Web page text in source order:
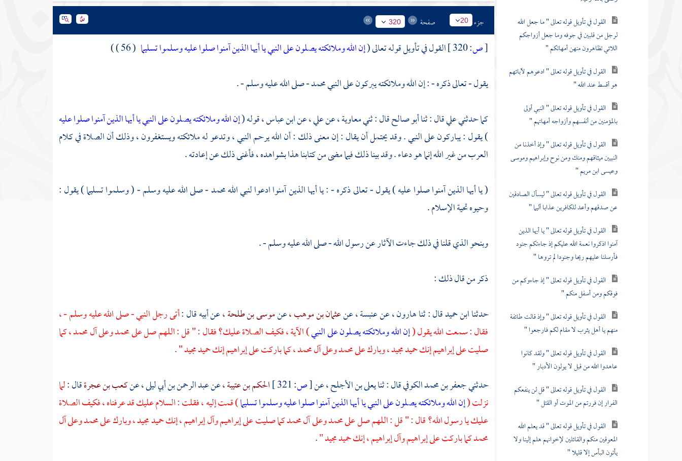
القول في تأويل قوله تعالى " ما جعل الله
لرجل من قلبين في جوفه وما جعل أزواجكم
اللائي تظاهرون منهن أمهاتكم "
القول في تأويل قوله تعالى " ادعوهم لآبائهم
هو أقسط عند الله "
القول في تأويل قوله تعالى " النبي أولى
بالمؤمنين من أنفسهم وأزواجه أمهاتهم "
القول في تأويل قوله تعالى " وإذ أخذنا من
النبيين ميثاقهم ومنك ومن نوح وإبراهيم وموسى
وعيسى ابن مريم "
القول في تأويل قوله تعالى " ليسأل الصادقين
عن صدقهم وأعد للكافرين عذابا أليما "
القول في تأويل قوله تعالى " يا أيها الذين
آمنوا اذكروا نعمة الله عليكم إذ جاءتكم جنود
فأرسلنا عليهم ريحا وجنودا لم تروها "
القول في تأويل قوله تعالى " إذ جاءوكم من
فوقكم ومن أسفل منكم "
القول في تأويل قوله تعالى " وإذ قالت طائفة
منهم يا أهل يثرب لا مقام لكم فارجعوا "
القول في تأويل قوله تعالى " ولقد كانوا
عاهدوا الله من قبل لا يولون الأدبار "
القول في تأويل قوله تعالى " قل لن ينفعكم
الفرار إن فررتم من الموت أو القتل "
القول في تأويل قوله تعالى " قد يعلم الله
المعوقين منكم والقائلين لإخوانهم هلم إلينا ولا
يأتون البأس إلا قليلا "
جزء 20 صفحة 320
[ص: القول في تأويل قوله تعالى (إن الله وملائكته يصلون على النبي يا أيها الذين آمنوا صلوا عليه وسلموا تسليما ( 56 ) )
يقول - تعالى ذكره - : إن الله وملائكته يبركون على النبيمحمد- صلى الله عليه وسلم - .
كما حدثنيعليقال : ثناأبو صالحقال : ثنيمعاوية ،عنعلي ،عنابن عباس ،قوله (إن الله وملائكته يصلون على النبي يا أيها الذين آمنوا صلوا عليه
) يقول : يباركون على النبي . وقد يحتمل أن يقال : إن معنى ذلك : أن الله يرحم النبي ، وتدعو له ملائكته ويستغفرون ، وذلك أن الصلاة في كلام
العرب من غير الله إنما هو دعاء . وقد بينا ذلك فيما مضى من كتابنا هذا بشواهده ، فأغنى ذلك عن إعادته .
( يا أيها الذين آمنوا صلوا عليه ) يقول - تعالى ذكره - : يا أيها الذين آمنوا ادعوا لنبي اللهمحمد- صلى الله عليه وسلم - ( وسلموا تسليما ) يقول :
وحيوه تحية الإسلام .
وبنحو الذي قلنا في ذلك جاءت الآثار عن رسول الله - صلى الله عليه وسلم - .
ذكر من قال ذلك :
حدثناابن حميدقال : ثناهارون ،عنعنبسة ،عنعثمان بن موهب ،عنموسى بن طلحة ،عن أبيه قال :أتى رجل النبي - صلى الله عليه وسلم - ،
فقال : سمعت الله يقول (إن الله وملائكته يصلون على النبي) الآية ، فكيف الصلاة عليك؟ فقال : " قل : اللهم صل علىمحمدوعلىآل محمد ،كما
صليت علىإبراهيمإنك حميد مجيد ، وبارك علىمحمدوعلىآل محمد ،كما باركت علىإبراهيمإنك حميد مجيد " .
حدثنيجعفر بن محمد الكوفيقال : ثنايعلى بن الأجلح ،عن[ص: الحكم بن عتيبة ،عنعبد الرحمن بن أبي ليلى ،عنكعب بن عجرةقال :لما
نزلت (إن الله وملائكته يصلون على النبي يا أيها الذين آمنوا صلوا عليه وسلموا تسليما) قمت إليه ، فقلت : السلام عليك قد عرفناه ، فكيف الصلاة
عليك يا رسول الله؟ قال : " قل : اللهم صل علىمحمدوعلىآل محمدكما صليت علىإبراهيموآل إبراهيم ،إنك حميد مجيد ، وبارك علىمحمدوعلىآل
محمدكما باركت علىإبراهيموآل إبراهيم ،إنك حميد مجيد ".